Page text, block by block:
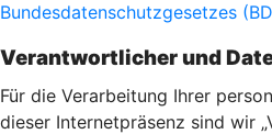
Bundesdatenschutzgesetzes
Verantwortlicher und
Für die Verarbeitung Ihrer
dieser Internetpräsenz sind wir